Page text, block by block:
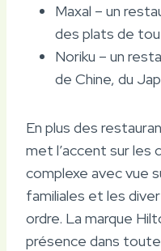
Maxal – un
des plats de
Noriku – un
de Chine, du
En plus des
met l’accent sur les
complexe avec vue
familiales et les
ordre. La marque
présence dans